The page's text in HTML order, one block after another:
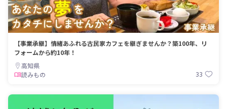
【事業承継】情緒あふれる古民家カフェを継ぎませんか？築100年、リ
フォームから約10年！
高知県
読みもの
33